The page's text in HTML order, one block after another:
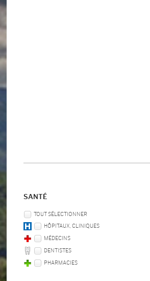
SANTÉ
TOUT SÉLECTIONNER
HÔPITAUX, CLINIQUES
MÉDECINS
DENTISTES
PHARMACIES